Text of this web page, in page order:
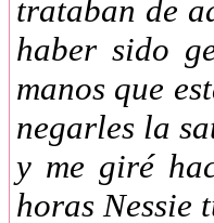
trataban de
haber sido
manos que
negarles la
y me giré
horas Nessie